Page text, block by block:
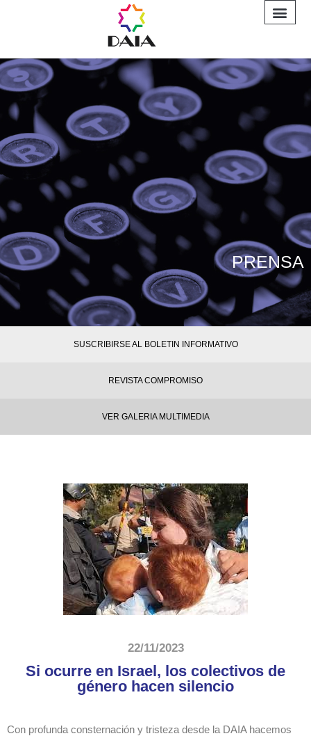
PRENSA
SUSCRIBIRSE AL BOLETIN INFORMATIVO
REVISTA COMPROMISO
VER GALERIA MULTIMEDIA
22/11/2023
Si ocurre en Israel, los colectivos de
género hacen silencio
Con profunda consternación y tristeza desde la DAIA hacemos